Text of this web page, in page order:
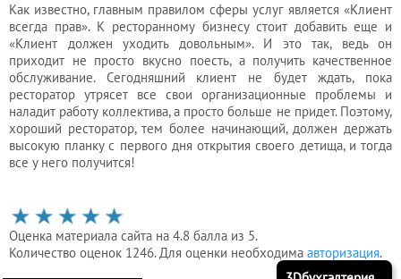
Как известно, главным правилом сферы услуг является «Клиент
всегда прав». К ресторанному бизнесу стоит добавить еще и
«Клиент должен уходить довольным». И это так, ведь он
приходит не просто вкусно поесть, а получить качественное
обслуживание. Сегодняшний клиент не будет ждать, пока
ресторатор утрясет все свои организационные проблемы и
наладит работу коллектива, а просто больше не придет. Поэтому,
хороший ресторатор, тем более начинающий, должен держать
высокую планку с первого дня открытия своего детища, и тогда
все у него получится!
Оценка материала сайта на 4.8 балла из 5.
Количество оценок 1246. Для оценки необходима авторизация.